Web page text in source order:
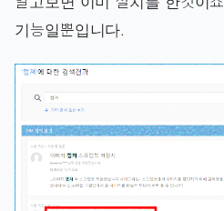
기능일뿐입니다.